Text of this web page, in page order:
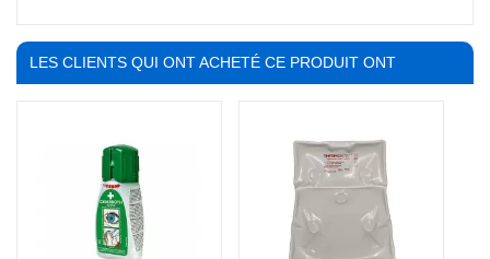
LES CLIENTS QUI ONT ACHETÉ CE PRODUIT ONT